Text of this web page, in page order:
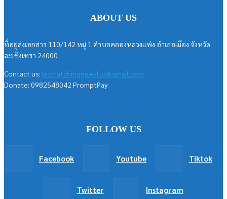
ABOUT US
ที่อยู่ส่งเอกสาร 110/142 หมู่ 1 ตำบลคลองหลวงแพ่ง อำเภอเมือง จังหวัด
ฉะเชิงเทรา 24000
Contact us: bizmatchingnewsltd@gmail.com
Donate: 0982548042 PromptPay
FOLLOW US
Facebook Youtube Tiktok
Twitter Instagram